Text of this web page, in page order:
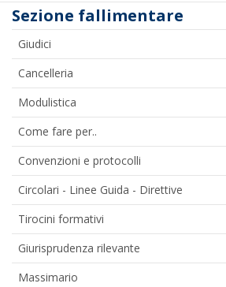
Sezione fallimentare
Giudici
Cancelleria
Modulistica
Come fare per..
Convenzioni e protocolli
Circolari - Linee Guida - Direttive
Tirocini formativi
Giurisprudenza rilevante
Massimario